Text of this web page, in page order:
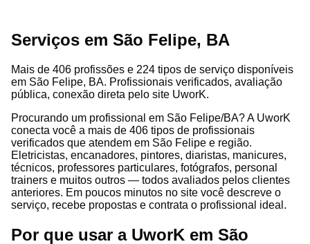
Serviços em São Felipe, BA
Mais de 406 profissões e 224 tipos de serviço disponíveis
em São Felipe, BA. Profissionais verificados, avaliação
pública, conexão direta pelo site UworK.
Procurando um profissional em São Felipe/BA? A UworK
conecta você a mais de 406 tipos de profissionais
verificados que atendem em São Felipe e região.
Eletricistas, encanadores, pintores, diaristas, manicures,
técnicos, professores particulares, fotógrafos, personal
trainers e muitos outros — todos avaliados pelos clientes
anteriores. Em poucos minutos no site você descreve o
serviço, recebe propostas e contrata o profissional ideal.
Por que usar a UworK em São